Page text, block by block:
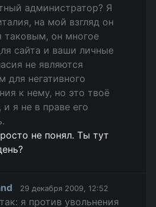
администратор? Я
на мой взгляд он
таковым, он многое
сайта и ваши личные
не являются
для негативного
к нему, но это твоё
и я не в праве его
не понял. Ты тут
29 декабря 2009, 12:52
я против увольнения